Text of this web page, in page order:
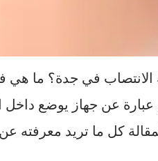
الانتصاب في جدة؟ ما هي
عن جهاز يوضع داخل
كل ما تريد معرفته